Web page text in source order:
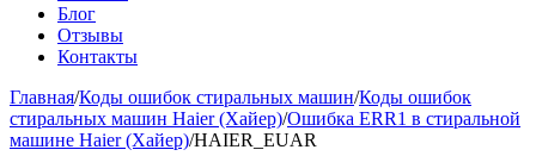
Блог
Отзывы
Контакты
Главная/Коды ошибок стиральных машин/Коды ошибок
стиральных машин Haier (Хайер)/Ошибка ERR1 в стиральной
машине Haier (Хайер)/HAIER_EUAR